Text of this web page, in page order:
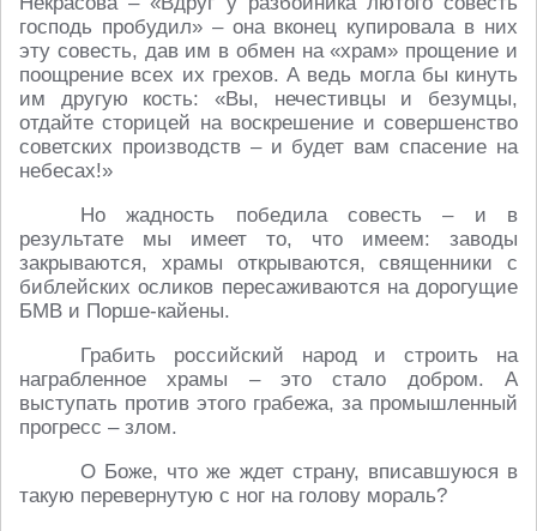
господь пробудил» – она вконец купировала в них
эту совесть, дав им в обмен на «храм» прощение и
поощрение всех их грехов. А ведь могла бы кинуть
им другую кость: «Вы, нечестивцы и безумцы,
отдайте сторицей на воскрешение и совершенство
советских производств – и будет вам спасение на
небесах!»
Но жадность победила совесть – и в
результате мы имеет то, что имеем: заводы
закрываются, храмы открываются, священники с
библейских осликов пересаживаются на дорогущие
БМВ и Порше-кайены.
Грабить российский народ и строить на
награбленное храмы – это стало добром. А
выступать против этого грабежа, за промышленный
прогресс – злом.
О Боже, что же ждет страну, вписавшуюся в
такую перевернутую с ног на голову мораль?